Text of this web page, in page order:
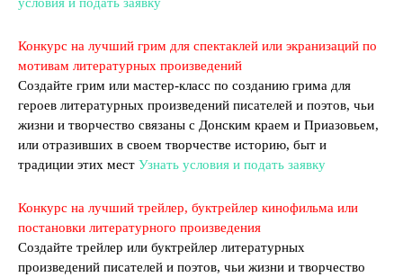
Конкурс на лучший грим для спектаклей или экранизаций по
мотивам литературных произведений
Создайте грим или мастер-класс по созданию грима для
героев литературных произведений писателей и поэтов, чьи
жизни и творчество связаны с Донским краем и Приазовьем,
или отразивших в своем творчестве историю, быт и
традиции этих мест Узнать условия и подать заявку
Конкурс на лучший трейлер, буктрейлер кинофильма или
постановки литературного произведения
Создайте трейлер или буктрейлер литературных
произведений писателей и поэтов, чьи жизни и творчество